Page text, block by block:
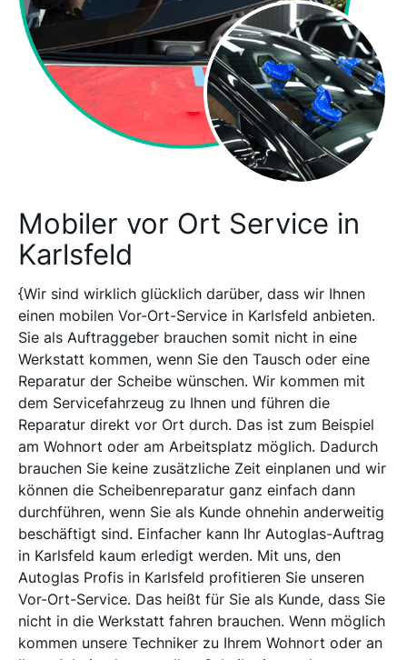
Mobiler vor Ort Service in
Karlsfeld
{Wir sind wirklich glücklich darüber, dass wir Ihnen
einen mobilen Vor-Ort-Service in Karlsfeld anbieten.
Sie als Auftraggeber brauchen somit nicht in eine
Werkstatt kommen, wenn Sie den Tausch oder eine
Reparatur der Scheibe wünschen. Wir kommen mit
dem Servicefahrzeug zu Ihnen und führen die
Reparatur direkt vor Ort durch. Das ist zum Beispiel
am Wohnort oder am Arbeitsplatz möglich. Dadurch
brauchen Sie keine zusätzliche Zeit einplanen und wir
können die Scheibenreparatur ganz einfach dann
durchführen, wenn Sie als Kunde ohnehin anderweitig
beschäftigt sind. Einfacher kann Ihr Autoglas-Auftrag
in Karlsfeld kaum erledigt werden. Mit uns, den
Autoglas Profis in Karlsfeld profitieren Sie unseren
Vor-Ort-Service. Das heißt für Sie als Kunde, dass Sie
nicht in die Werkstatt fahren brauchen. Wenn möglich
kommen unsere Techniker zu Ihrem Wohnort oder an